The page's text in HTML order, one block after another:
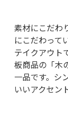
素材にこだわ
にこだわって
テイクアウト
板商品の「木
一品です。シ
いいアクセン